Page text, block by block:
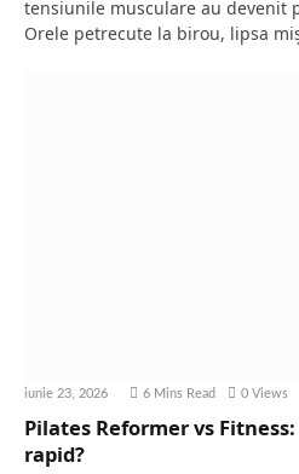
tensiunile musculare au devenit
Orele petrecute la birou, lipsa
iunie 23, 2026 6 Mins Read 0 Views
Pilates Reformer vs
rapid?